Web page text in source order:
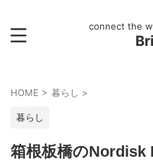
connect the
HOME > 暮らし >
暮らし
箱根板橋の